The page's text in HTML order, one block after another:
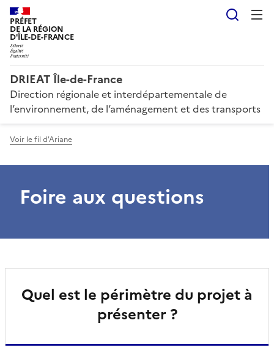
PRÉFET
DE LA RÉGION
D'ÎLE-DE-FRANCE
DRIEAT Île-de-France
Direction régionale et interdépartementale de
l’environnement, de l’aménagement et des transports
Voir le fil d'Ariane
Foire aux questions
Quel est le périmètre du projet à
présenter ?